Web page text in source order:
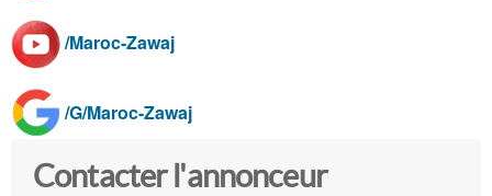
/Maroc-Zawaj
/G/Maroc-Zawaj
Contacter l'annonceur